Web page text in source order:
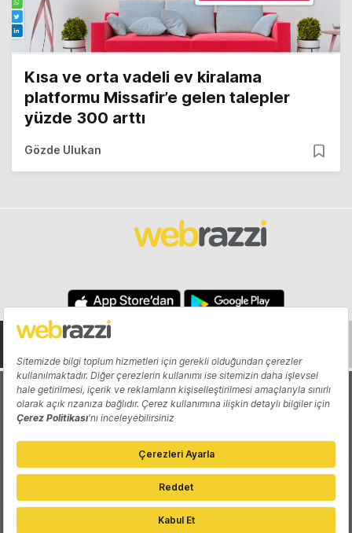
Kısa ve orta vadeli ev kiralama
platformu Missafir’e gelen talepler
yüzde 300 arttı
Gözde Ulukan
Hakkında Yazarlar
Katkıda Bulun Reklam